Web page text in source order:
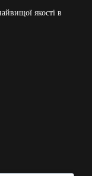
якості в